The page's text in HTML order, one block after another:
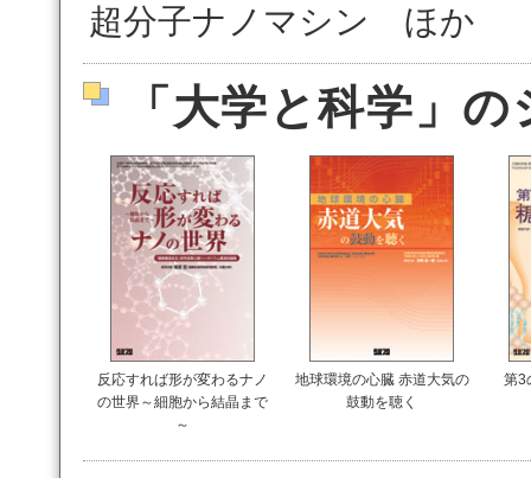
超分子ナノマシン ほか
「大学と科学」
反応すれば形が変わるナノ
の世界～細胞から結晶まで
～
地球環境の心臓 赤道大気の
鼓動を聴く
第3